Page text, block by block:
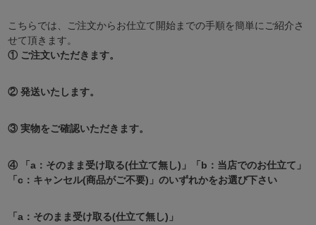
こちらでは、ご注文からお仕立て開始までの手順を簡単にご紹介さ
せて頂きます。
① ご注文いただきます。
② 発送いたします。
③ 実物をご確認いただきます。
④ 「a：そのまま受け取る(仕立て無し)」「b：当店でのお仕立て」
「c：キャンセル(商品がご不要)」のいずれかをお選び下さい
「a：そのまま受け取る(仕立て無し)」